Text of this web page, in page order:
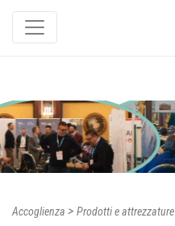
Accoglienza > Prodotti e attrezzature